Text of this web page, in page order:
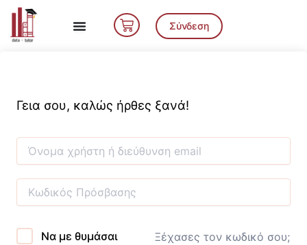
Μετάβαση
περιεχόμενο
Cart Σύνδεση
Γεια σου, καλώς ήρθες ξανά!
Να με θυμάσαι Ξέχασες τον κωδικό σου;